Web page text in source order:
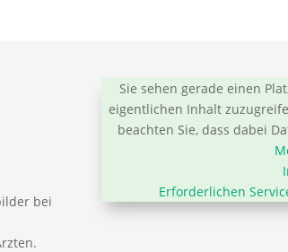
bei
Sie sehen gerade einen
eigentlichen Inhalt
beachten Sie, dass dabei
Erforderlichen